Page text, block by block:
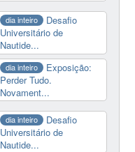
dia inteiro
Desafio
Universitário de
Nautide...
dia inteiro
Exposição:
Perder Tudo.
Novament...
dia inteiro
Desafio
Universitário de
Nautide...